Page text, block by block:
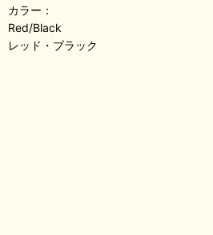
カラー：
Red/Black
レッド・ブラック